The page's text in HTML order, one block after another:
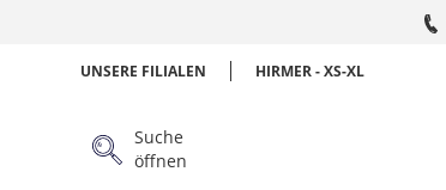
UNSERE FILIALEN HIRMER - XS-XL
Suche
öffnen